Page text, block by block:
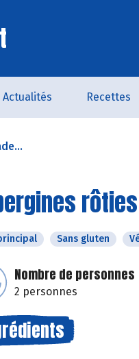
Actualités Recettes
Sans gluten
Nombre de personnes
2 personnes